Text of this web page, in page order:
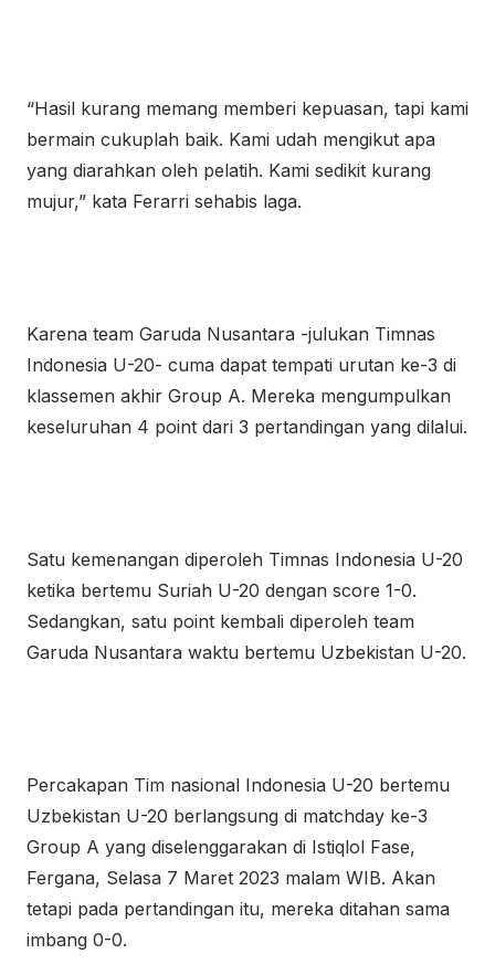
“Hasil kurang memang memberi kepuasan, tapi kami
bermain cukuplah baik. Kami udah mengikut apa
yang diarahkan oleh pelatih. Kami sedikit kurang
mujur,” kata Ferarri sehabis laga.
Karena team Garuda Nusantara -julukan Timnas
Indonesia U-20- cuma dapat tempati urutan ke-3 di
klassemen akhir Group A. Mereka mengumpulkan
keseluruhan 4 point dari 3 pertandingan yang dilalui.
Satu kemenangan diperoleh Timnas Indonesia U-20
ketika bertemu Suriah U-20 dengan score 1-0.
Sedangkan, satu point kembali diperoleh team
Garuda Nusantara waktu bertemu Uzbekistan U-20.
Percakapan Tim nasional Indonesia U-20 bertemu
Uzbekistan U-20 berlangsung di matchday ke-3
Group A yang diselenggarakan di Istiqlol Fase,
Fergana, Selasa 7 Maret 2023 malam WIB. Akan
tetapi pada pertandingan itu, mereka ditahan sama
imbang 0-0.